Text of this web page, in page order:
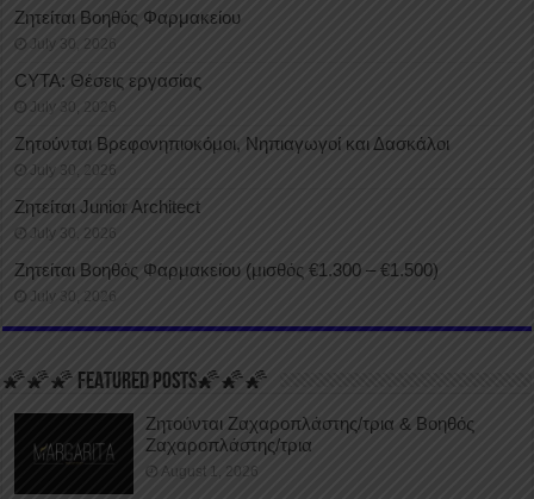
Ζητείται Βοηθός Φαρμακείου
July 30, 2026
CYTA: Θέσεις εργασίας
July 30, 2026
Ζητούνται Βρεφονηπιοκόμοι, Νηπιαγωγοί και Δασκάλοι
July 30, 2026
Ζητείται Junior Architect
July 30, 2026
Ζητείται Βοηθός Φαρμακείου (μισθός €1.300 – €1.500)
July 30, 2026
🌠🌠🌠 FEATURED POSTS🌠🌠🌠
Ζητούνται Ζαχαροπλάστης/τρια & Βοηθός
Ζαχαροπλάστης/τρια
August 1, 2026